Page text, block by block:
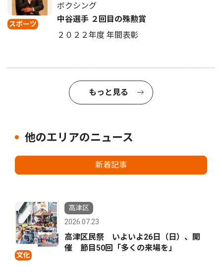
スポーツ
ボクシング
中谷選手 ２回目の殊勲賞
２０２２年度 年間表彰
もっと見る
他のエリアのニュース
新着記事
文化
高津区
2026.07.23
高津区民祭 いよいよ26日（日）、開
催 節目50回「多くの来場を」